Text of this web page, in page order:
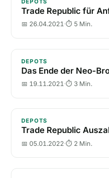
DEPOTS
Trade Republic für
📅 26.04.2021·⏱ 5 Min.
Das Ende der Neo-
DEPOTS
Das Ende der Neo-
📅 19.11.2021 ·⏱ 3 Min.
Trade Republic
DEPOTS
Trade Republic
📅 05.01.2022·⏱ 2 Min.
Nachschusspflicht bei